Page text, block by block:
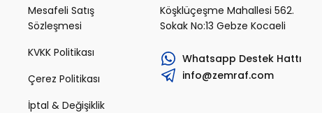
Mesafeli Satış
Sözleşmesi
KVKK Politikası
Çerez Politikası
İptal & Değişiklik
Köşklüçeşme Mahallesi 562.
Sokak No:13 Gebze Kocaeli
Whatsapp Destek Hattı
info@zemraf.com